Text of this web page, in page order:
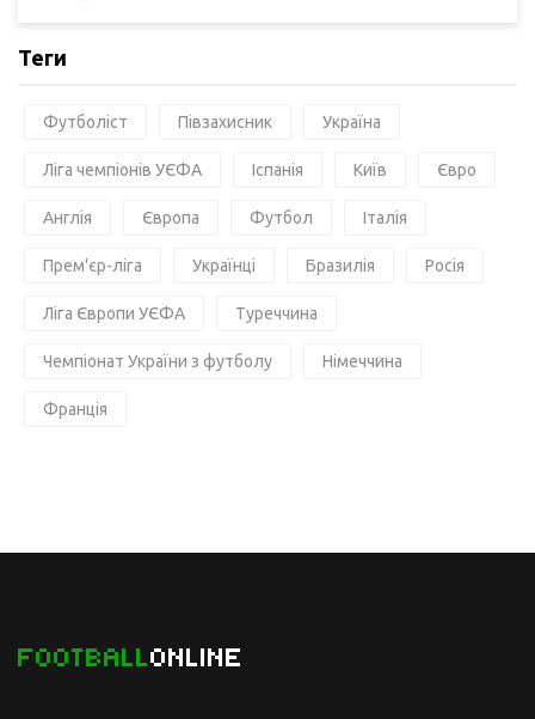
Теги
Футболіст Півзахисник Україна
Ліга чемпіонів УЄФА Іспанія Київ Євро
Англія Європа Футбол Італія
Прем'єр-ліга Українці Бразилія Росія
Ліга Європи УЄФА Туреччина
Чемпіонат України з футболу Німеччина
Франція
FOOTBALLONLINE